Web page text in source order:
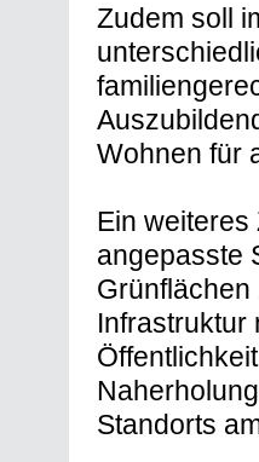
Zudem soll
Wohnen für
Ein weiteres
angepasste
Infrastruktur
Standorts